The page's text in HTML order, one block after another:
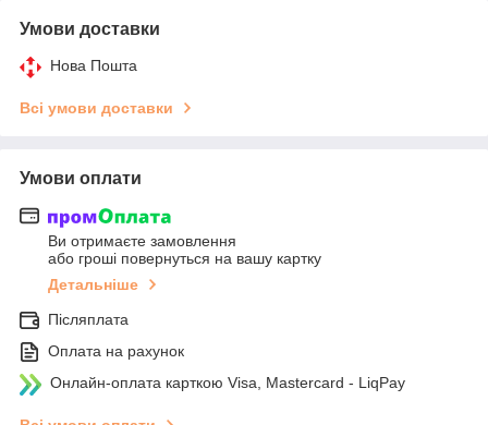
Умови доставки
Нова Пошта
Всі умови доставки
Умови оплати
Ви отримаєте замовлення
або гроші повернуться на вашу картку
Детальніше
Післяплата
Оплата на рахунок
Онлайн-оплата карткою Visa, Mastercard - LiqPay